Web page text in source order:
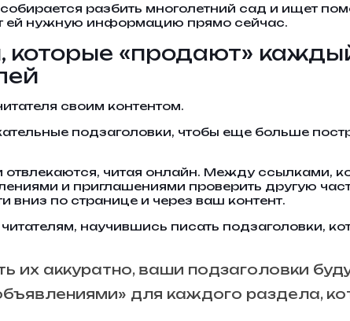
разбить многолетний сад и ищет
ей нужную информацию прямо сейчас.
которые «продают»
своим контентом.
подзаголовки, чтобы еще больше
отвлекаются, читая онлайн. Между ссылками,
и приглашениями проверить другую
вниз по странице и через ваш контент.
научившись писать подзаголовки,
их аккуратно, ваши подзаголовки
для каждого раздела,